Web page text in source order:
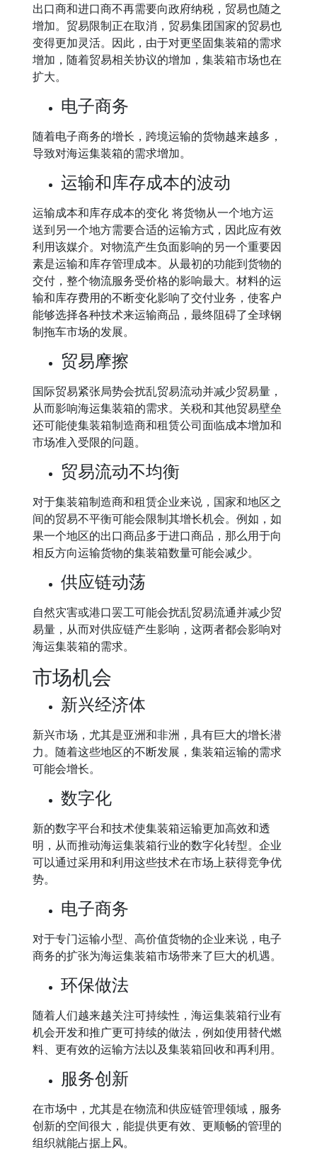
出口商和进口商不再需要向政府纳税，贸易也随之
增加。贸易限制正在取消，贸易集团国家的贸易也
变得更加灵活。因此，由于对更坚固集装箱的需求
增加，随着贸易相关协议的增加，集装箱市场也在
扩大。
电子商务
随着电子商务的增长，跨境运输的货物越来越多，
导致对海运集装箱的需求增加。
运输和库存成本的波动
运输成本和库存成本的变化 将货物从一个地方运
送到另一个地方需要合适的运输方式，因此应有效
利用该媒介。对物流产生负面影响的另一个重要因
素是运输和库存管理成本。从最初的功能到货物的
交付，整个物流服务受价格的影响最大。材料的运
输和库存费用的不断变化影响了交付业务，使客户
能够选择各种技术来运输商品，最终阻碍了全球钢
制拖车市场的发展。
贸易摩擦
国际贸易紧张局势会扰乱贸易流动并减少贸易量，
从而影响海运集装箱的需求。关税和其他贸易壁垒
还可能使集装箱制造商和租赁公司面临成本增加和
市场准入受限的问题。
贸易流动不均衡
对于集装箱制造商和租赁企业来说，国家和地区之
间的贸易不平衡可能会限制其增长机会。例如，如
果一个地区的出口商品多于进口商品，那么用于向
相反方向运输货物的集装箱数量可能会减少。
供应链动荡
自然灾害或港口罢工可能会扰乱贸易流通并减少贸
易量，从而对供应链产生影响，这两者都会影响对
海运集装箱的需求。
市场机会
新兴经济体
新兴市场，尤其是亚洲和非洲，具有巨大的增长潜
力。随着这些地区的不断发展，集装箱运输的需求
可能会增长。
数字化
新的数字平台和技术使集装箱运输更加高效和透
明，从而推动海运集装箱行业的数字化转型。企业
可以通过采用和利用这些技术在市场上获得竞争优
势。
电子商务
对于专门运输小型、高价值货物的企业来说，电子
商务的扩张为海运集装箱市场带来了巨大的机遇。
环保做法
随着人们越来越关注可持续性，海运集装箱行业有
机会开发和推广更可持续的做法，例如使用替代燃
料、更有效的运输方法以及集装箱回收和再利用。
服务创新
在市场中，尤其是在物流和供应链管理领域，服务
创新的空间很大，能提供更有效、更顺畅的管理的
组织就能占据上风。